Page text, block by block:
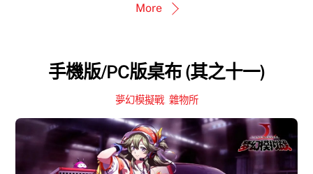
More
手機版/PC版桌布 (其之十一)
夢幻模擬戰, 雜物所